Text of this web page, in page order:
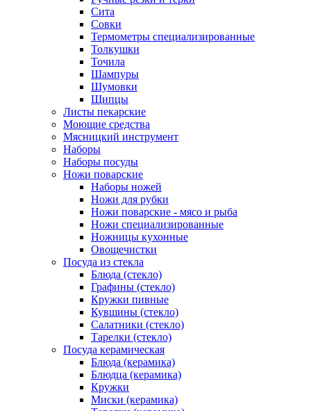
Сита
Совки
Термометры специализированные
Толкушки
Точила
Шампуры
Шумовки
Щипцы
Листы пекарские
Моющие средства
Мясницкий инструмент
Наборы
Наборы посуды
Ножи поварские
Наборы ножей
Ножи для рубки
Ножи поварские - мясо и рыба
Ножи специализированные
Ножницы кухонные
Овощечистки
Посуда из стекла
Блюда (стекло)
Графины (стекло)
Кружки пивные
Кувшины (стекло)
Салатники (стекло)
Тарелки (стекло)
Посуда керамическая
Блюда (керамика)
Блюдца (керамика)
Кружки
Миски (керамика)